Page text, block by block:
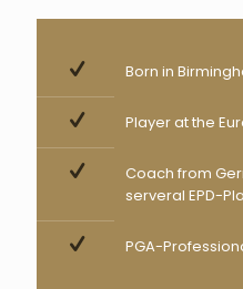
Born in
Player at the
Coach from
serveral EPD-
PGA-